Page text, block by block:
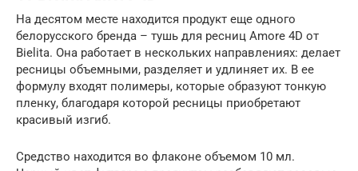
На десятом месте находится продукт еще одного
белорусского бренда – тушь для ресниц Amore 4D от
Bielita. Она работает в нескольких направлениях: делает
ресницы объемными, разделяет и удлиняет их. В ее
формулу входят полимеры, которые образуют тонкую
пленку, благодаря которой ресницы приобретают
красивый изгиб.
Средство находится во флаконе объемом 10 мл.